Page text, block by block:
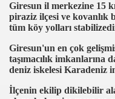
Giresun il merkezine 15
piraziz ilçesi ve kovanlık
tüm köy yolları
Giresun'un en çok
taşımacılık
deniz iskelesi Karadeniz
İlçenin ekilip dikilebilir